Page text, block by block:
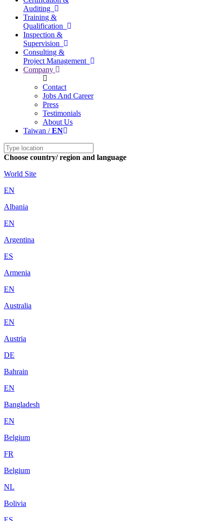
Auditing
Training &
Qualification
Inspection &
Supervision
Consulting &
Project Management
Company
Contact
Jobs And Career
Press
Testimonials
About Us
Taiwan /EN
Choose country/ region and language
World Site
EN
Albania
EN
Argentina
ES
Armenia
EN
Australia
EN
Austria
DE
Bahrain
EN
Bangladesh
EN
Belgium
FR
Belgium
NL
Bolivia